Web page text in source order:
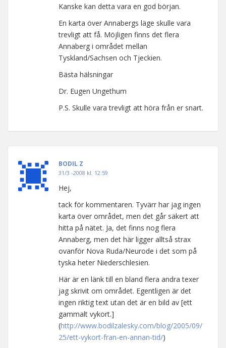
Kanske kan detta vara en god början.
En karta över Annabergs läge skulle vara
trevligt att få. Möjligen finns det flera
Annaberg i området mellan
Tyskland/Sachsen och Tjeckien.
Bästa hälsningar
Dr. Eugen Ungethum
P.S. Skulle vara trevligt att höra från er snart.
BODIL Z
31/3 -2008 kl. 12:59
Hej,
tack för kommentaren. Tyvärr har jag ingen
karta över området, men det går säkert att
hitta på nätet. Ja, det finns nog flera
Annaberg, men det här ligger alltså strax
ovanför Nova Ruda/Neurode i det som på
tyska heter Niederschlesien.
Här är en länk till en bland flera andra texer
jag skrivit om området. Egentligen är det
ingen riktig text utan det är en bild av [ett
gammalt vykort.]
(http://www.bodilzalesky.com/blog/2005/09/
25/ett-vykort-fran-en-annan-tid/)